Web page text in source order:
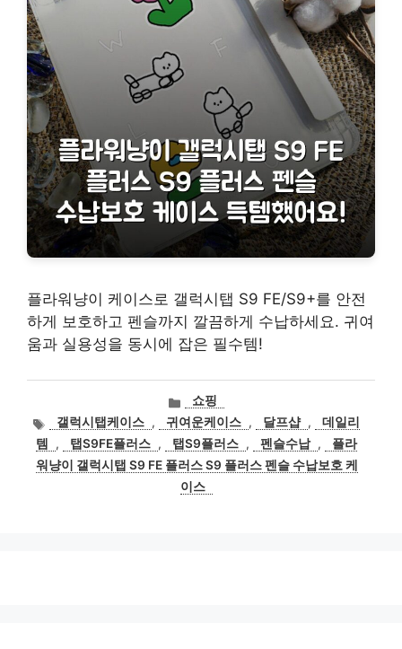
플라워냥이 케이스로 갤럭시탭 S9 FE/S9+를 안전
하게 보호하고 펜슬까지 깔끔하게 수납하세요. 귀여
움과 실용성을 동시에 잡은 필수템!
카
테
고
리
쇼핑
태갤럭시탭케이스 , 귀여운케이스 , 달프샵 ,
데일리
템
, 탭S9FE플러스 , 탭S9플러스 , 펜슬수납 ,
플라
워냥이 갤럭시탭 S9 FE 플러스 S9 플러스 펜슬 수납보호 케
이스